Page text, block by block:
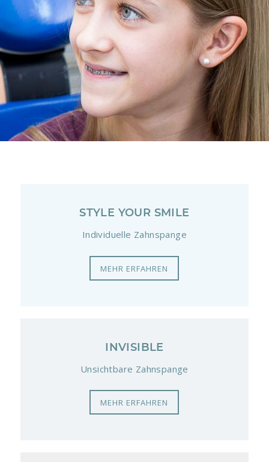
STYLE YOUR SMILE
Individuelle Zahnspange
MEHR ERFAHREN
INVISIBLE
Unsichtbare Zahnspange
MEHR ERFAHREN